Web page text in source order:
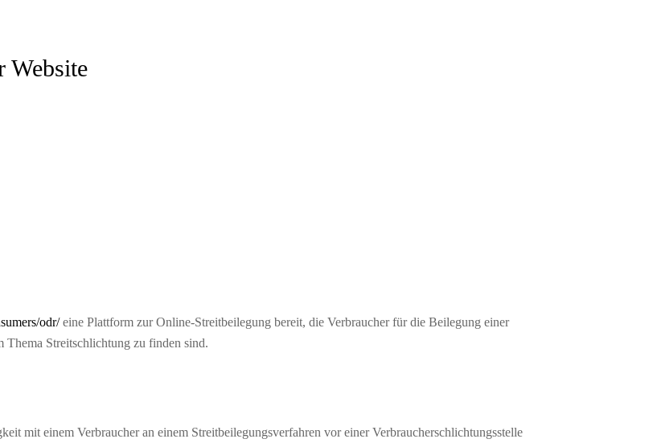
Website
odr/eine Plattform zur Online-Streitbeilegung bereit, die Verbraucher für die Beilegung einer
Streitschlichtung zu finden sind.
mit einem Verbraucher an einem Streitbeilegungsverfahren vor einer Verbraucherschlichtungsstelle